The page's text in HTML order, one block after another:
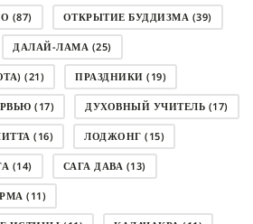
(87) ОТКРЫТИЕ БУДДИЗМА (39)
ДАЛАЙ-ЛАМА (25)
(21) ПРАЗДНИКИ (19)
(17) ДУХОВНЫЙ УЧИТЕЛЬ (17)
(16) ЛОДЖОНГ (15)
(14) САГА ДАВА (13)
(11)